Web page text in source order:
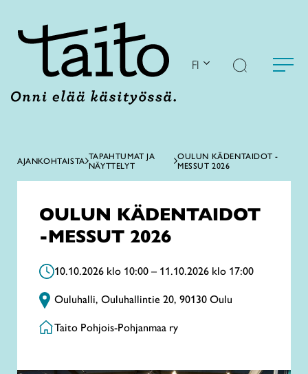
FI
AJANKOHTAISTA TAPAHTUMAT JA
NÄYTTELYT
OULUN KÄDENTAIDOT -
MESSUT 2026
OULUN KÄDENTAIDOT
-MESSUT 2026
10.10.2026 klo 10:00 – 11.10.2026 klo 17:00
Ouluhalli, Ouluhallintie 20, 90130 Oulu
Taito Pohjois-Pohjanmaa ry